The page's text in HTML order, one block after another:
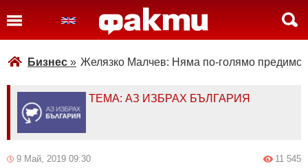
Бизнес » Желязко Малчев: Няма по-голямо
ТЕМА: АЗ ИЗБРАХ БЪЛГАРИЯ
9 Май, 2019 09:30 11 545